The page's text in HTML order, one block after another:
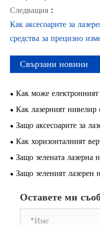
Следващия :
Как аксесоарите за
средства за прецизно
Свързани новини
Как може
да подобри точността и
строителни проекти
Как лазерният нивелир
може да подобри
съвременните работни
Защо аксесоарите за
за съвременната работа?
Как хоризонталният
зелена кръстосана
модерното строителство
Защо зелената лазерна
трансформира
Защо зеленият
открито
Оставете ми